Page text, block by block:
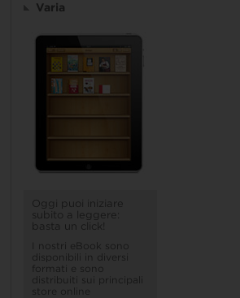
Varia
Oggi puoi iniziare
subito a leggere:
basta un click!
I nostri eBook sono
disponibili in diversi
formati e sono
distribuiti sui principali
store online